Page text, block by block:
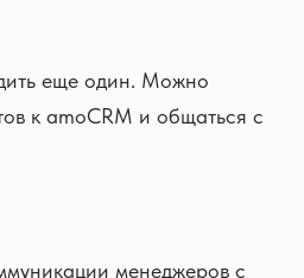
еще один. Можно
к amoCRM и общаться с
менеджеров с